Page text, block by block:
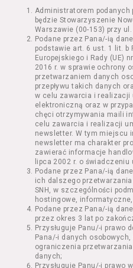
wykorzystaniem
Seans –
w Kinie Nowe
Kazimierza
stanowiący części
Wydarzenie –
Usługodawcę w
Wrocławiu (ul.
festiwal filmowy,
specjalny,
inna podobna
Kurs – zajęcia
Organizatora
charakterze
Bilety – dokumenty
umowy z
wzięcia udziału w
określonego
Karnety – zestaw
poszczególne
na całe
Wydarzenia przez
Regulamin –
Administratorem podanych
będzie Stowarzyszenie
Warszawie (00-153) przy
Podane przez Pana/-ią
podstawie art. 6 ust. 1 lit. b
Europejskiego i Rady (UE)
2016 r. w sprawie ochrony
przetwarzaniem danych
przepływu takich danych
w celu zawarcia i realizacji
elektroniczną oraz w
chęci otrzymywania maili
celu zawarcia i realizacji
newsletter. W tym miejscu
newsletter ma charakter
zawierać informacje
lipca 2002 r. o
Podane przez Pana/-ią
ich dalszego
SNH, w szczególności
hostingowe,
Podane przez Pana/-ią
przez okres 3 lat po
Przysługuje Panu/-i prawo
Pana/-i danych
ograniczenia
danych;
Przysługuje Panu/-i prawo